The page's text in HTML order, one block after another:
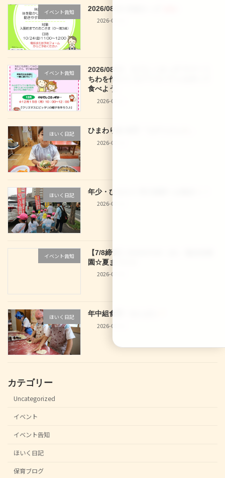
イベント告知 2026/08/28 体操きっず
2026-07-30
イベント告知
2026/08/03 なでしこきっず サマーう
ちわを作ろう♪＆アイスパフェを作って
食べよう♪
2026-07-27
ほいく日記 ひまわり組 食育「七夕うどん
2026-07-10
ほいく日記 年少・ひまわり 西大路駅へお散歩
2026-07-10
イベント告知
【7/8締切】2026/07/29（水） 龍谷幼稚
園☆夏まつり☆
2026-07-04
ほいく日記
年中組食育！あんぱん
2026-06-30
カテゴリー
Uncategorized
イベント
イベント告知
ほいく日記
保育ブログ